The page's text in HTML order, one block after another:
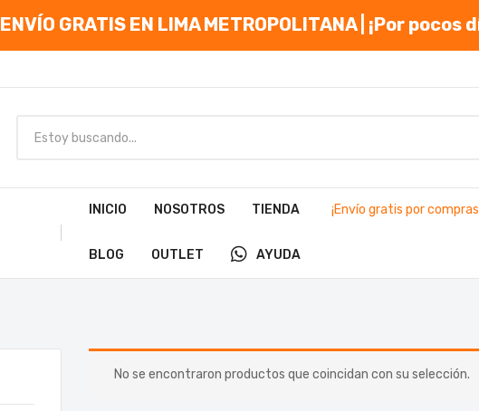
ENVÍO GRATIS EN LIMA METROPOLITANA | ¡Por pocos
INICIO NOSOTROS TIENDA
BLOG OUTLET AYUDA
¡Envío gratis por
No se encontraron productos que coincidan con su selección.